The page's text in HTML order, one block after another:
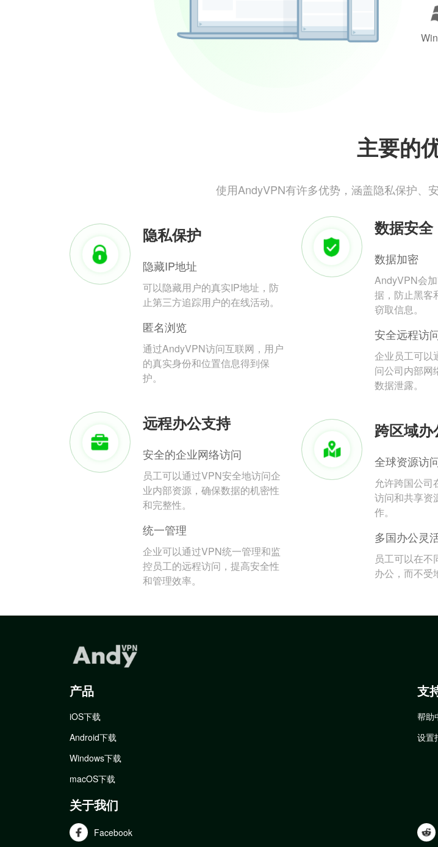
主要的
使用AndyVPN有许多优势，涵盖隐私保护、
隐私保护
隐藏IP地址
可以隐藏用户的真实IP地址，防
止第三方追踪用户的在线活动。
匿名浏览
通过AndyVPN访问互联网，用户
的真实身份和位置信息得到保
护。
数据安全
数据加密
AndyVPN会
据，防止黑客
窃取信息。
安全远程访
企业员工可以
问公司内部网
数据泄露。
远程办公支持
安全的企业网络访问
员工可以通过VPN安全地访问企
业内部资源，确保数据的机密性
和完整性。
统一管理
企业可以通过VPN统一管理和监
控员工的远程访问，提高安全性
和管理效率。
跨区域办
全球资源访
允许跨国公司
访问和共享资
作。
多国办公灵
员工可以在不
办公，而不受
产品
iOS下载
Android下载
Windows下载
macOS下载
支
帮助
设置
关于我们
Facebook